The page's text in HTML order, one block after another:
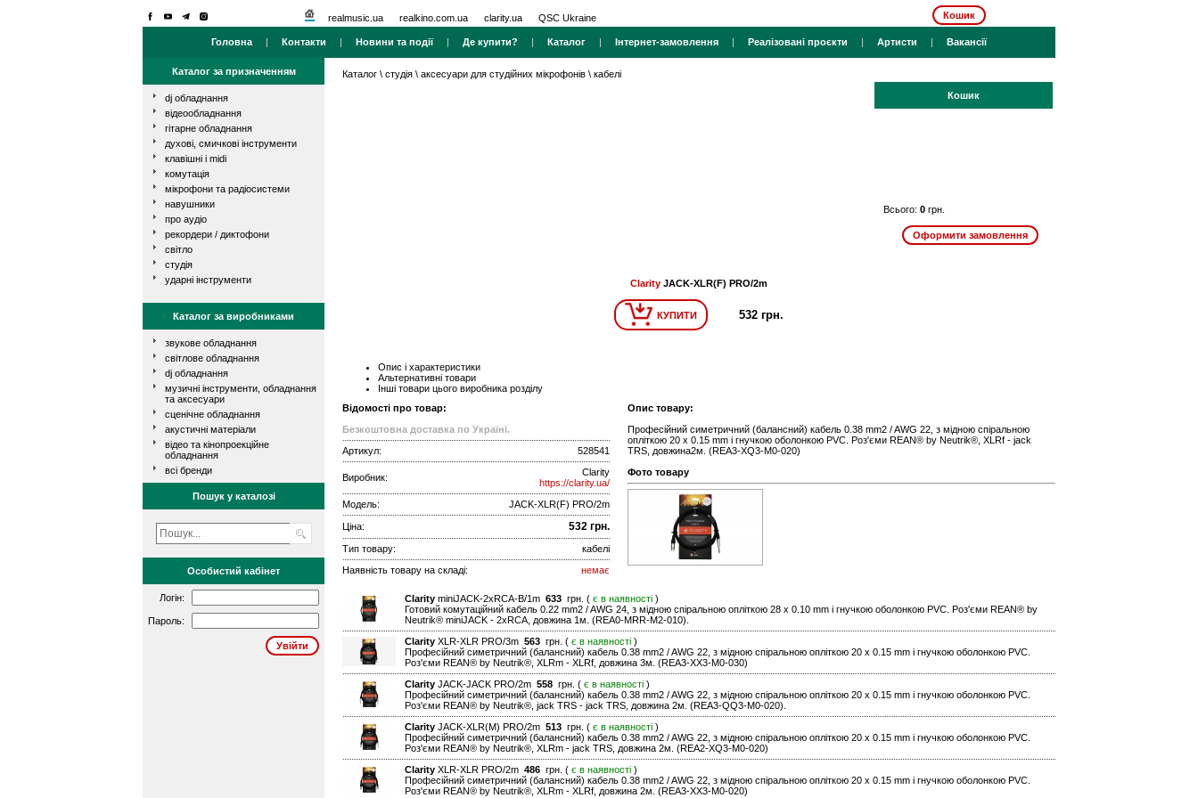
realmusic.ua realkino.com.ua clarity.ua QSC Ukraine Кошик
Головна | Контакти | Новини та події| Де купити? | Каталог | Інтернет-замовлення | Реалізовані проєкти | Артисти | Вакансії
Каталог за призначенням
dj обладнання
відеообладнання
гітарне обладнання
духові, смичкові інструменти
клавішні і midi
комутація
мікрофони та радіосистеми
навушники
про аудіо
рекордери / диктофони
світло
студія
ударні інструменти
Каталог за виробниками
звукове обладнання
світлове обладнання
dj обладнання
музичні інструменти, обладнання
та аксесуари
сценічне обладнання
акустичні матеріали
відео та кінопроекційне
обладнання
всі бренди
Пошук у каталозі
Особистий кабінет
Логін:
Пароль:
Каталог \ студія \ аксесуари для студійних мікрофонів \ кабелі
Кошик
Всього: 0 грн.
Clarity JACK-XLR(F) PRO/2m
КУПИТИ 532 грн.
Опис і характеристики
Альтернативні товари
Інші товари цього виробника розділу
Відомості про товар:
Безкоштовна доставка по Україні.
Артикул:
528541
Виробник:
Clarity
https://clarity.ua/
Модель:
JACK-XLR(F) PRO/2m
Ціна: 532 грн.
Тип товару:
кабелі
Наявність товару на складі:
немає
Опис товару:
Професійний симетричний (балансний) кабель 0.38 mm2 / AWG 22, з мідною спіральною
опліткою 20 x 0.15 mm і гнучкою оболонкою PVC. Роз'єми REAN® by Neutrik®, XLRf - jack
TRS, довжина2м. (REA3-XQ3-M0-020)
Фото товару
Clarity miniJACK-2xRCA-B/1m 633 грн. ( є в наявності )
Готовий комутаційний кабель 0.22 mm2 / AWG 24, з мідною спіральною опліткою 28 x 0.10 mm і гнучкою оболонкою PVC. Роз'єми REAN® by
Neutrik® miniJACK - 2xRCA, довжина 1м. (REA0-MRR-M2-010).
Clarity XLR-XLR PRO/3m 563 грн. ( є в наявності )
Професійний симетричний (балансний) кабель 0.38 mm2 / AWG 22, з мідною спіральною опліткою 20 x 0.15 mm і гнучкою оболонкою PVC.
Роз'єми REAN® by Neutrik®, XLRm - XLRf, довжина 3м. (REA3-XX3-M0-030)
Clarity JACK-JACK PRO/2m 558 грн. ( є в наявності )
Професійний симетричний (балансний) кабель 0.38 mm2 / AWG 22, з мідною спіральною опліткою 20 x 0.15 mm і гнучкою оболонкою PVC.
Роз'єми REAN® by Neutrik®, jack TRS - jack TRS, довжина 2м. (REA3-QQ3-M0-020).
Clarity JACK-XLR(M) PRO/2m 513 грн. ( є в наявності )
Професійний симетричний (балансний) кабель 0.38 mm2 / AWG 22, з мідною спіральною опліткою 20 x 0.15 mm і гнучкою оболонкою PVC.
Роз'єми REAN® by Neutrik®, XLRm - jack TRS, довжина 2м. (REA2-XQ3-M0-020)
Clarity XLR-XLR PRO/2m 486 грн. ( є в наявності )
Професійний симетричний (балансний) кабель 0.38 mm2 / AWG 22, з мідною спіральною опліткою 20 x 0.15 mm і гнучкою оболонкою PVC.
Роз'єми REAN® by Neutrik®, XLRm - XLRf, довжина 2м. (REA3-XX3-M0-020)